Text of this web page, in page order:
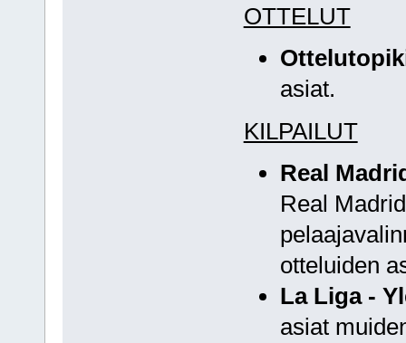
OTTELUT
asiat.
KILPAILUT
Real
Real
otteluiden
La Liga -
asiat